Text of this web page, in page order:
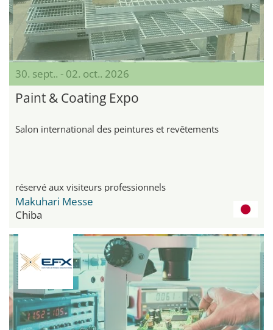
30. sept.. - 02. oct.. 2026
Paint & Coating Expo
Salon international des peintures et revêtements
réservé aux visiteurs professionnels
Makuhari Messe
Chiba